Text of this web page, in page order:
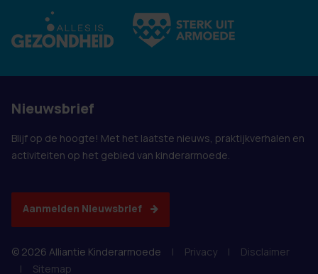
Nieuwsbrief
Blijf op de hoogte! Met het laatste nieuws, praktijkverhalen en
activiteiten op het gebied van kinderarmoede.
Aanmelden Nieuwsbrief
© 2026 Alliantie Kinderarmoede | Privacy |
Disclaimer
|
Sitemap